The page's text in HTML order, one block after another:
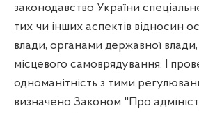
законодавство України
тих чи інших аспектів відносин
влади, органами державної
місцевого самоврядування. І
одноманітність з тими
визначено Законом "Про